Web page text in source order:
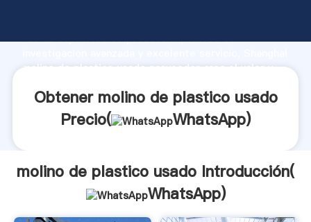
fuerte capacidad de producción, fuerza de
molino de plastico usado proveedor crea el valor y
Obtener molino de plastico usado
Precio(
WhatsApp)
molino de plastico usado Introducción(
WhatsApp)